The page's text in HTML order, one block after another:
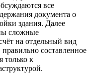
все
документа о
здания. Далее
сложные
на отдельный вид
составленное
только к